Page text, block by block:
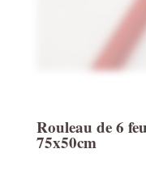
Rouleau de 6
75x50cm